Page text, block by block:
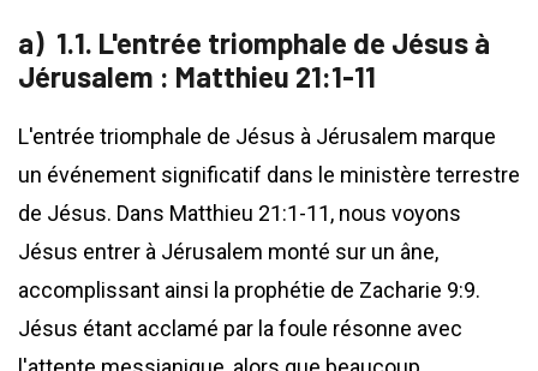
1.1. L'entrée triomphale de Jésus à
Jérusalem : Matthieu 21:1-11
L'entrée triomphale de Jésus à Jérusalem marque
un événement significatif dans le ministère terrestre
de Jésus. Dans Matthieu 21:1-11, nous voyons
Jésus entrer à Jérusalem monté sur un âne,
accomplissant ainsi la prophétie de Zacharie 9:9.
Jésus étant acclamé par la foule résonne avec